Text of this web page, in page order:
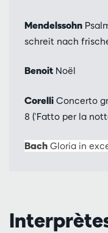
Mendelssohn
schreit nach
Benoit Noël
Corelli Concerto
8 ('Fatto per la
Bach Gloria in